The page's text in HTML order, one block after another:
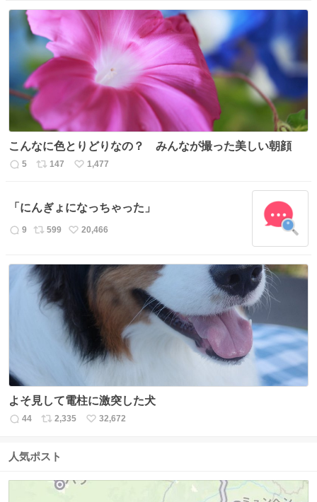
ト
数
ね
数
こんなに色とりどりなの？ みんなが撮った美しい朝顔
返
数
5
リ
ス
ト
数
147
い
ね
数
1,477
「にんぎょになっちゃった」
返
数
9
リ
ス
ト
数
599
い
ね
20,466
よそ見して電柱に激突した犬
返
数
44
リ
ス
数
2,335
い
32,672
人気ポスト